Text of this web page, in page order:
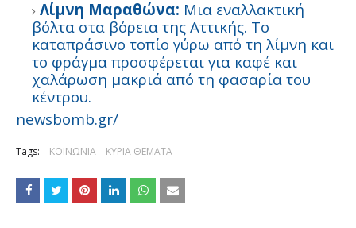
Λίμνη Μαραθώνα: Μια εναλλακτική
βόλτα στα βόρεια της Αττικής. Το
καταπράσινο τοπίο γύρω από τη λίμνη και
το φράγμα προσφέρεται για καφέ και
χαλάρωση μακριά από τη φασαρία του
κέντρου.
newsbomb.gr/
Tags: ΚΟΙΝΩΝΙΑ ΚΥΡΙΑ ΘΕΜΑΤΑ